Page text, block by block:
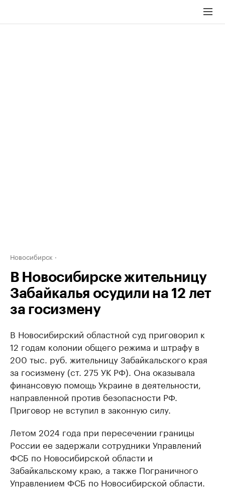
Новосибирск
В Новосибирске жительницу
Забайкалья осудили на 12 лет
за госизмену
В Новосибирский областной суд приговорил к
12 годам колонии общего режима и штрафу в
200 тыс. руб. жительницу Забайкальского края
за госизмену (ст. 275 УК РФ). Она оказывала
финансовую помощь Украине в деятельности,
направленной против безопасности РФ.
Приговор не вступил в законную силу.
Летом 2024 года при пересечении границы
России ее задержали сотрудники Управлений
ФСБ по Новосибирской области и
Забайкальскому краю, а также Пограничного
Управлением ФСБ по Новосибирской области.